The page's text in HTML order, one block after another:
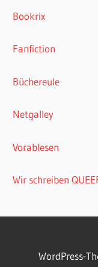
Bookrix
Fanfiction
Büchereule
Netgalley
Vorablesen
Wir schreiben
WordPress-